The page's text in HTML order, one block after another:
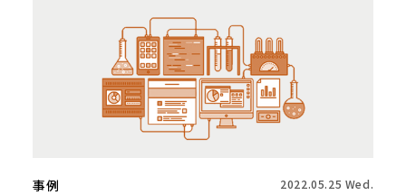
事例 2022.05.25 Wed.